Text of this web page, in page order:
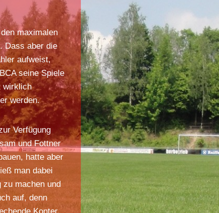
maximalen
Dass aber die
aufweist,
seine Spiele
wirklich
werden.
Verfügung
und Fottner
hatte aber
man dabei
zu machen und
auf, denn